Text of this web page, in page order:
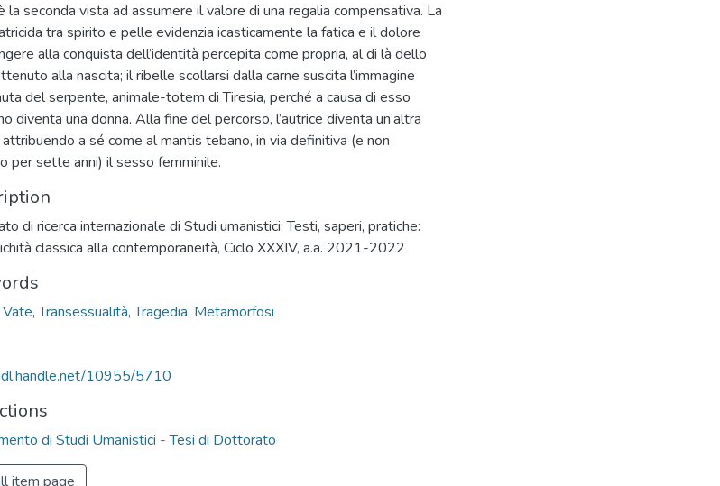
la seconda vista ad assumere il valore di una regalia compensativa. La
tra spirito e pelle evidenzia icasticamente la fatica e il dolore
alla conquista dell’identità percepita come propria, al di là dello
alla nascita; il ribelle scollarsi dalla carne suscita l’immagine
del serpente, animale-totem di Tiresia, perché a causa di esso
diventa una donna. Alla fine del percorso, l’autrice diventa un’altra
attribuendo a sé come al mantis tebano, in via definitiva (e non
per sette anni) il sesso femminile.
di ricerca internazionale di Studi umanistici: Testi, saperi, pratiche:
classica alla contemporaneità, Ciclo XXXIV, a.a. 2021-2022
Vate,Transessualità,Tragedia, Metamorfosi
10955/5710
di Studi Umanistici - Tesi di Dottorato
item page